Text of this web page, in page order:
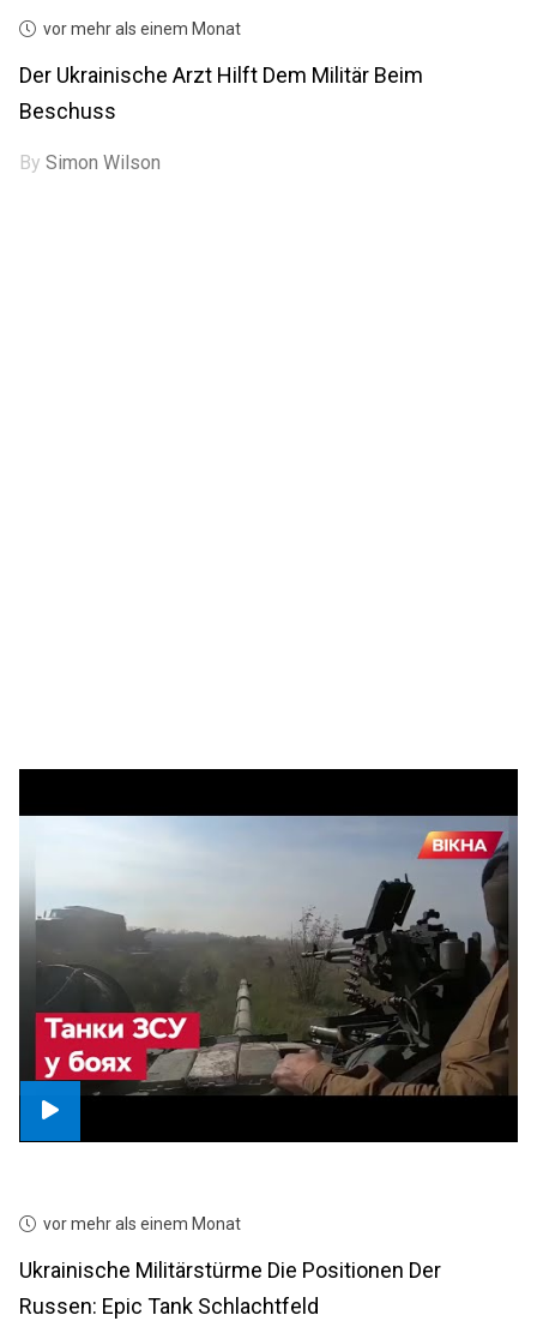
vor mehr als einem Monat
Der Ukrainische Arzt Hilft Dem Militär Beim
Beschuss
BySimon Wilson
vor mehr als einem Monat
Ukrainische Militärstürme Die Positionen Der
Russen: Epic Tank Schlachtfeld